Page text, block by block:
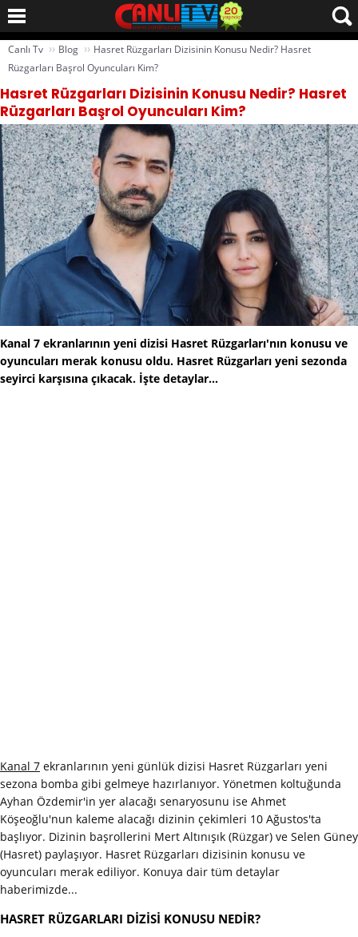
Canlı Tv ›› Blog ›› Hasret Rüzgarları Dizisinin Konusu Nedir? Hasret
Rüzgarları Başrol Oyuncuları Kim?
Hasret Rüzgarları Dizisinin Konusu Nedir? Hasret
Rüzgarları Başrol Oyuncuları Kim?
Kanal 7 ekranlarının yeni dizisi Hasret Rüzgarları'nın konusu ve
oyuncuları merak konusu oldu. Hasret Rüzgarları yeni sezonda
seyirci karşısına çıkacak. İşte detaylar...
Kanal 7 ekranlarının yeni günlük dizisi Hasret Rüzgarları yeni
sezona bomba gibi gelmeye hazırlanıyor. Yönetmen koltuğunda
Ayhan Özdemir'in yer alacağı senaryosunu ise Ahmet
Köşeoğlu'nun kaleme alacağı dizinin çekimleri 10 Ağustos'ta
başlıyor. Dizinin başrollerini Mert Altınışık (Rüzgar) ve Selen Güney
(Hasret) paylaşıyor. Hasret Rüzgarları dizisinin konusu ve
oyuncuları merak ediliyor. Konuya dair tüm detaylar
haberimizde...
HASRET RÜZGARLARI DİZİSİ KONUSU NEDİR?